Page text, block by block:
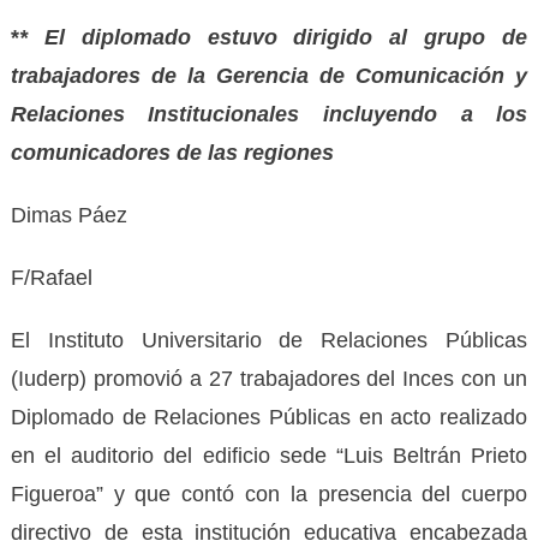
** El diplomado estuvo dirigido al grupo de
trabajadores de la Gerencia de Comunicación y
Relaciones Institucionales incluyendo a los
comunicadores de las regiones
Dimas Páez
F/Rafael
El Instituto Universitario de Relaciones Públicas
(Iuderp) promovió a 27 trabajadores del Inces con un
Diplomado de Relaciones Públicas en acto realizado
en el auditorio del edificio sede “Luis Beltrán Prieto
Figueroa” y que contó con la presencia del cuerpo
directivo de esta institución educativa encabezada